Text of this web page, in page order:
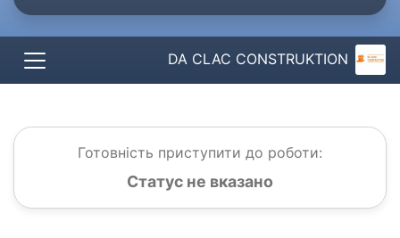
DA CLAC CONSTRUKTION
Готовність приступити до роботи:
Статус не вказано